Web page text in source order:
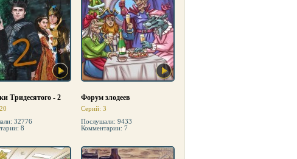
Тридесятого - 2
32776
8
Форум злодеев
Серий: 3
Послушали: 9433
Комментарии: 7